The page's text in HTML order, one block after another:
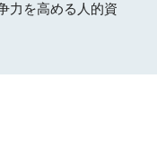
力を高める人的資